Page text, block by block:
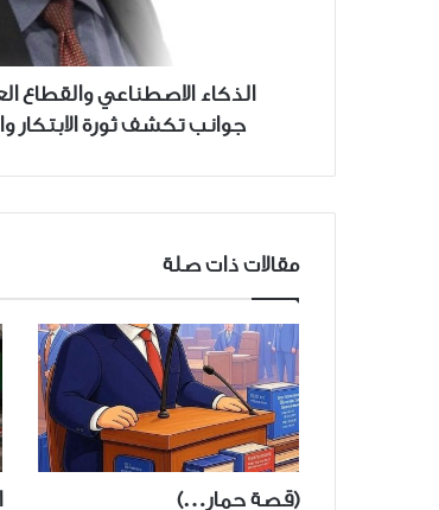
الابتكار
والتقدمجوانب تكشف ثورة الابتكار
مقالات ذات صلة
(قصة حمار…)